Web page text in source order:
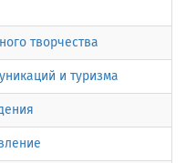
творчества
и туризма